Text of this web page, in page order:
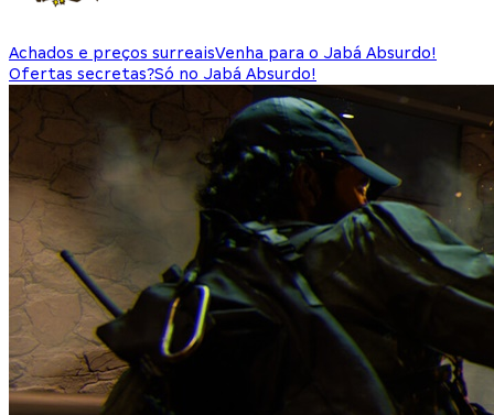
Achados e preços surreaisVenha para o Jabá Absurdo!
Ofertas secretas?Só no Jabá Absurdo!